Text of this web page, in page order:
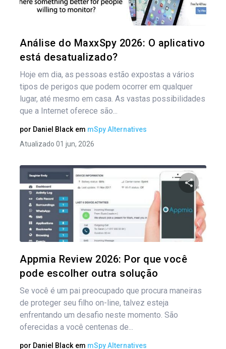
Análise do MaxxSpy 2026: O aplicativo
está desatualizado?
Hoje em dia, as pessoas estão expostas a vários
tipos de perigos que podem ocorrer em qualquer
lugar, até mesmo em casa. As vastas possibilidades
que a Internet oferece são...
por Daniel Black em mSpy Alternatives
Atualizado 01 jun, 2026
Appmia Review 2026: Por que você
pode escolher outra solução
Se você é um pai preocupado que procura maneiras
de proteger seu filho on-line, talvez esteja
enfrentando um desafio neste momento. São
oferecidas a você centenas de...
por Daniel Black em mSpy Alternatives